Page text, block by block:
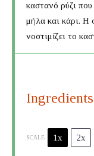
καστανό ρύζι που
μήλα και κάρι. Η
νοστιμίζει το
Ingredients
SCALE 1x 2x